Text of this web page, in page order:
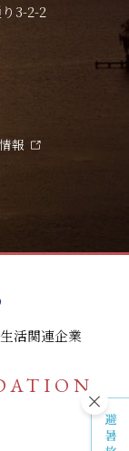
バナ
3-2-2
報
活関連企業